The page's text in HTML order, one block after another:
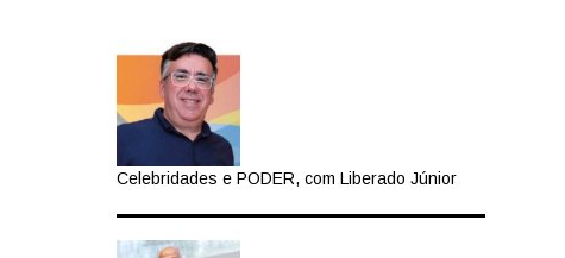
Celebridades e PODER, com Liberado Júnior